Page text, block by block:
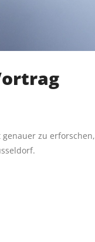
zu erforschen,